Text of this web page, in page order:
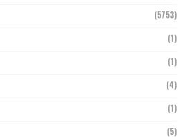
(5753)
(1)
(1)
(4)
(1)
(5)